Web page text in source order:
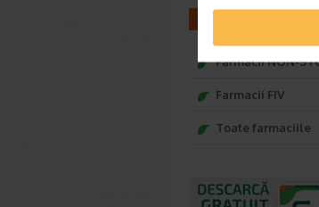
Farmacii NON-
Farmacii FIV
Toate farmaciile